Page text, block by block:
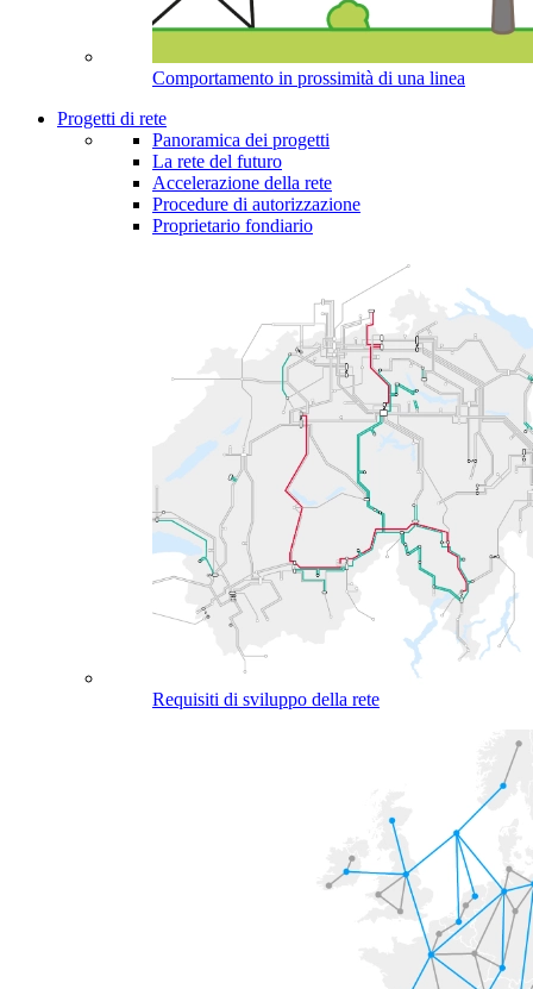
Comportamento in prossimità di una linea
Progetti di rete
Panoramica dei progetti
La rete del futuro
Accelerazione della rete
Procedure di autorizzazione
Proprietario fondiario
Requisiti di sviluppo della rete